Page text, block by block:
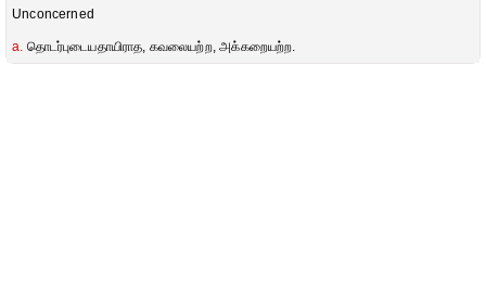
Unconcerned
a. தொடர்புடையதாயிராத, கவலையற்ற, அக்கறையற்ற.